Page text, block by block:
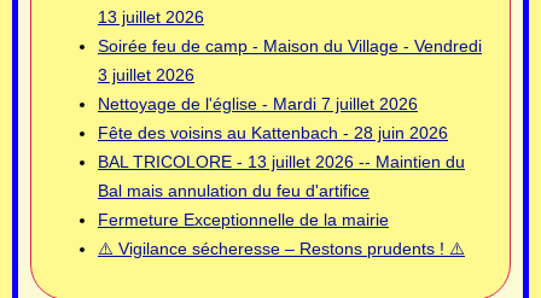
13 juillet 2026
Soirée feu de camp - Maison du Village - Vendredi
3 juillet 2026
Nettoyage de l'église - Mardi 7 juillet 2026
Fête des voisins au Kattenbach - 28 juin 2026
BAL TRICOLORE - 13 juillet 2026 -- Maintien du
Bal mais annulation du feu d'artifice
Fermeture Exceptionnelle de la mairie
⚠️ Vigilance sécheresse – Restons prudents ! ⚠️